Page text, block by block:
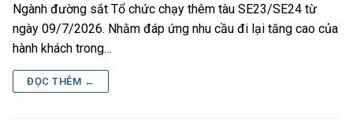
Ngành đường sắt Tổ chức chạy thêm tàu SE23/SE24 từ
ngày 09/7/2026. Nhằm đáp ứng nhu cầu đi lại tăng cao của
hành khách trong…
ĐỌC THÊM ←